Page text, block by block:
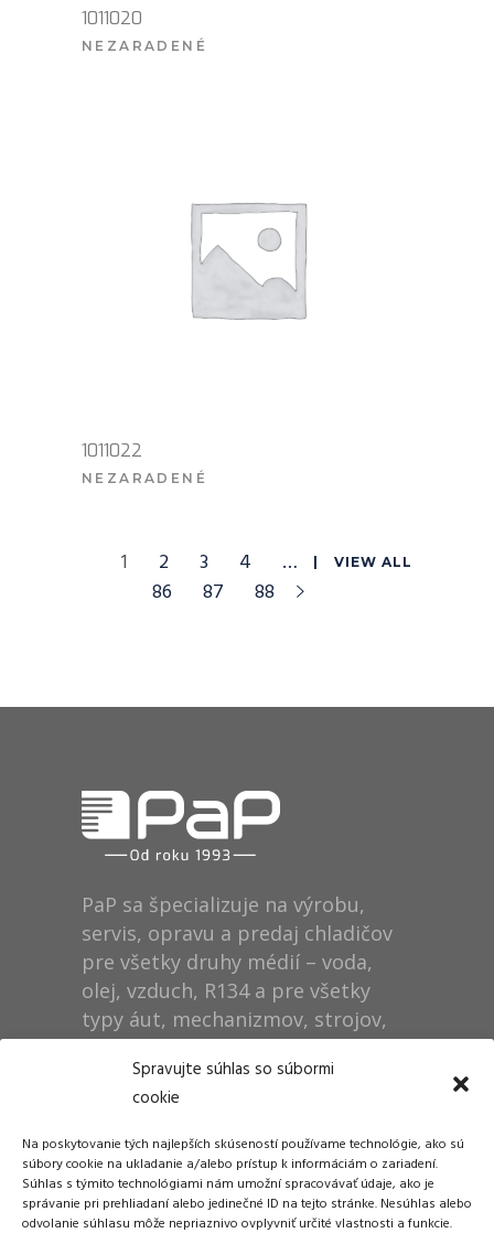
Spravujte súhlas so súbormi
cookie
Na poskytovanie tých najlepších skúseností používame technológie, ako sú
súbory cookie na ukladanie a/alebo prístup k informáciám o zariadení.
Súhlas s týmito technológiami nám umožní spracovávať údaje, ako je
správanie pri prehliadaní alebo jedinečné ID na tejto stránke. Nesúhlas alebo
odvolanie súhlasu môže nepriaznivo ovplyvniť určité vlastnosti a funkcie.
1011020
NEZARADENÉ
1011022
NEZARADENÉ
1 2 3 4
…
86
87 88
VIEW ALL
PaP sa špecializuje na výrobu,
servis, opravu a predaj chladičov
pre všetky druhy médií – voda,
olej, vzduch, R134 a pre všetky
typy áut, mechanizmov, strojov,
technológií, rušňov…
Dušan Pytel P a P
ŠM Stráže
058 01 Poprad